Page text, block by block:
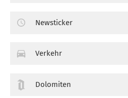
Newsticker
Verkehr
Dolomiten